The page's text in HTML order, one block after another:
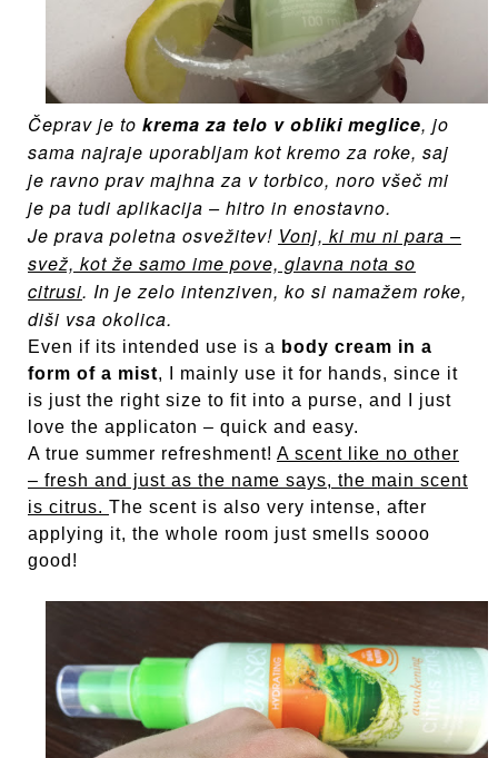
Čeprav je to krema za telo v obliki meglice, jo
sama najraje uporabljam kot kremo za roke, saj
je ravno prav majhna za v torbico, noro všeč mi
je pa tudi aplikacija – hitro in enostavno.
Je prava poletna osvežitev! Vonj, ki mu ni para –
svež, kot že samo ime pove, glavna nota so
citrusi. In je zelo intenziven, ko si namažem roke,
diši vsa okolica.
Even if its intended use is a body cream in a
form of a mist, I mainly use it for hands, since it
is just the right size to fit into a purse, and I just
love the applicaton – quick and easy.
A true summer refreshment! A scent like no other
– fresh and just as the name says, the main scent
is citrus. The scent is also very intense, after
applying it, the whole room just smells soooo
good!